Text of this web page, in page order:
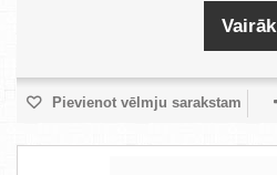
Vairāk
Pievienot vēlmju sarakstam